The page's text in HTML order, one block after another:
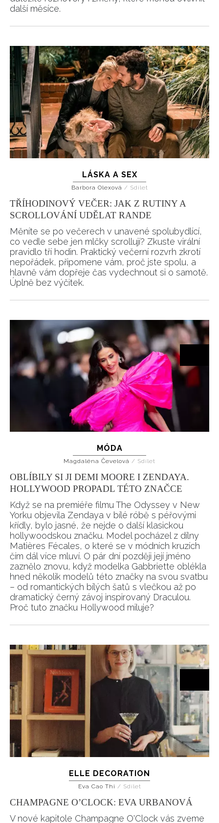
další měsíce.
LÁSKA A SEX
Barbora Olexová / Sdílet
TŘÍHODINOVÝ VEČER: JAK Z RUTINY A
SCROLLOVÁNÍ UDĚLAT RANDE
Měníte se po večerech v unavené spolubydlící,
co vedle sebe jen mlčky scrollují? Zkuste virální
pravidlo tří hodin. Praktický večerní rozvrh zkrotí
nepořádek, připomene vám, proč jste spolu, a
hlavně vám dopřeje čas vydechnout si o samotě.
Úplně bez výčitek.
MÓDA
Magdaléna Čevelová / Sdílet
OBLÍBILY SI JI DEMI MOORE I ZENDAYA.
HOLLYWOOD PROPADL TÉTO ZNAČCE
Když se na premiéře filmu The Odyssey v New
Yorku objevila Zendaya v bílé róbě s péřovými
křídly, bylo jasné, že nejde o další klasickou
hollywoodskou značku. Model pocházel z dílny
Matières Fécales, o které se v módních kruzích
čím dál více mluví. O pár dní později její jméno
zaznělo znovu, když modelka Gabbriette oblékla
hned několik modelů této značky na svou svatbu
– od romantických bílých šatů s vlečkou až po
dramatický černý závoj inspirovaný Draculou.
Proč tuto značku Hollywood miluje?
ELLE DECORATION
Eva Cao Thi / Sdílet
CHAMPAGNE O’CLOCK: EVA URBANOVÁ
V nové kapitole Champagne O'Clock vás zveme